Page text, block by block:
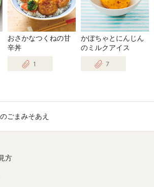
おさかなつくねの甘
辛丼
1
かぼちゃとにんじん
のミルクアイス
7
ごまみそあえ
方